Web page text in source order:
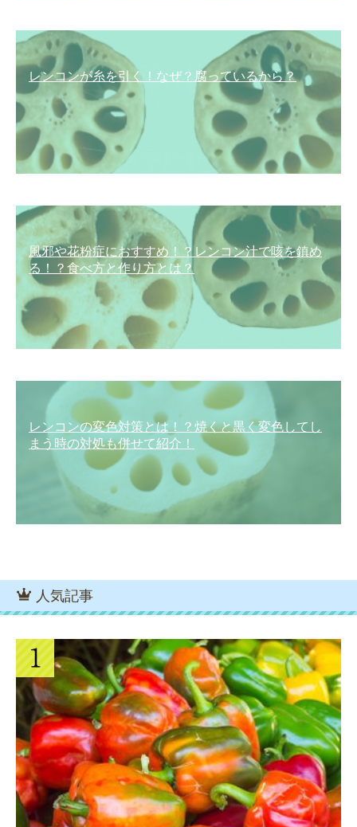
レンコンが糸を引く！なぜ？腐っているから？
風邪や花粉症におすすめ！？レンコン汁で咳を鎮め
る！？食べ方と作り方とは？
レンコンの変色対策とは！？焼くと黒く変色してし
まう時の対処も併せて紹介！
人気記事